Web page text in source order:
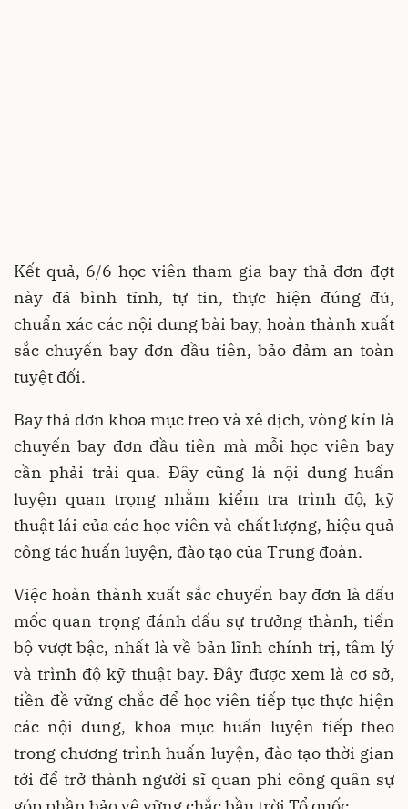
Kết quả, 6/6 học viên tham gia bay thả đơn đợt
này đã bình tĩnh, tự tin, thực hiện đúng đủ,
chuẩn xác các nội dung bài bay, hoàn thành xuất
sắc chuyến bay đơn đầu tiên, bảo đảm an toàn
tuyệt đối.
Bay thả đơn khoa mục treo và xê dịch, vòng kín là
chuyến bay đơn đầu tiên mà mỗi học viên bay
cần phải trải qua. Đây cũng là nội dung huấn
luyện quan trọng nhằm kiểm tra trình độ, kỹ
thuật lái của các học viên và chất lượng, hiệu quả
công tác huấn luyện, đào tạo của Trung đoàn.
Việc hoàn thành xuất sắc chuyến bay đơn là dấu
mốc quan trọng đánh dấu sự trưởng thành, tiến
bộ vượt bậc, nhất là về bản lĩnh chính trị, tâm lý
và trình độ kỹ thuật bay. Đây được xem là cơ sở,
tiền đề vững chắc để học viên tiếp tục thực hiện
các nội dung, khoa mục huấn luyện tiếp theo
trong chương trình huấn luyện, đào tạo thời gian
tới để trở thành người sĩ quan phi công quân sự